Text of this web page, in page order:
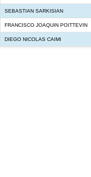
SEBASTIAN SARKISIAN
FRANCISCO JOAQUIN POITTEVIN
DIEGO NICOLAS CAIMI